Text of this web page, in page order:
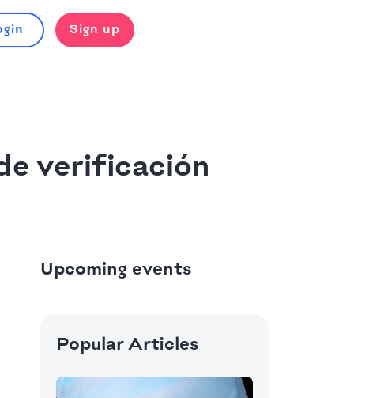
Sign up
verificación
Upcoming events
Popular Articles